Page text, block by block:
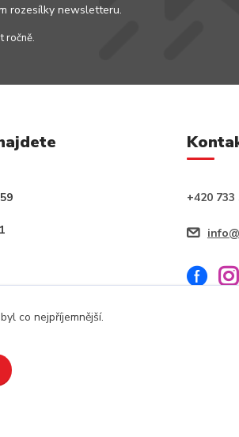
rozesílky newsletteru.
ročně.
+420 733
co nejpříjemnější.